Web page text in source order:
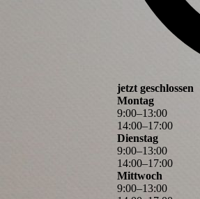
jetzt geschlossen
Montag
9:00–13:00
14:00–17:00
Dienstag
9:00–13:00
14:00–17:00
Mittwoch
9:00–13:00